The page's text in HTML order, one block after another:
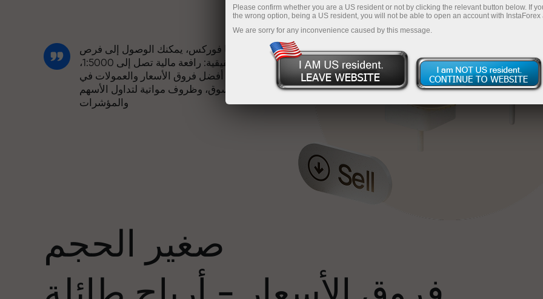
مع إنستا فوركس، يمكنك الوصول إلى فرص
تنافسية حقيقية: رافعة مالية تصل إلى 1:5000،
وبعض من أفضل فروق الأسعار والعمولات في
السوق، وظروف مواتية لتداول الأسهم
والمؤشرات
تتشارك سرعة المسار وسرعة التداول نفس
القيم. يُضفي أليش لوبرايس عناصر الحماس
والانضباط على عالم التداول، ويعمل كشريك
صغير الحجم
Please confirm whether you are a US resident or not by clicking the relevant button below. If
the wrong option, being a US resident, you will not be able to open an account with InstaForex
We are sorry for any inconvenience caused by this message.